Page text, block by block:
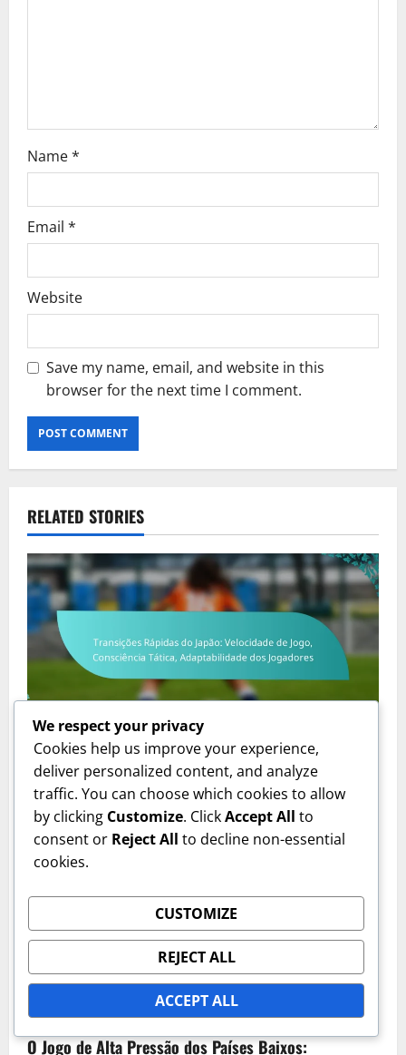
Name*
Email *
Website
Save my name, email, and website in this
browser for the next time I comment.
RELATED STORIES
Transições Rápidas do Japão: Velocidade de Jogo,
Consciência Tática, Adaptabilidade dos Jogadores
Isabella Grant 06/02/2026
Análise das Estratégias da Equipa
O Jogo de Alta Pressão dos Países Baixos:
We respect your privacy
Cookies help us improve your experience,
deliver personalized content, and analyze
traffic. You can choose which cookies to allow
by clicking Customize. ClickAccept All to
consent or Reject All to decline non-essential
cookies.
CUSTOMIZE
REJECT ALL
ACCEPT ALL